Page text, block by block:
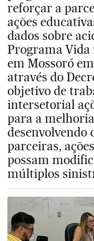
reforçar a
ações
dados sobre
Programa
em Mossoró
através do
objetivo de
intersetorial
para a
desenvolvendo
parceiras,
possam
múltiplos